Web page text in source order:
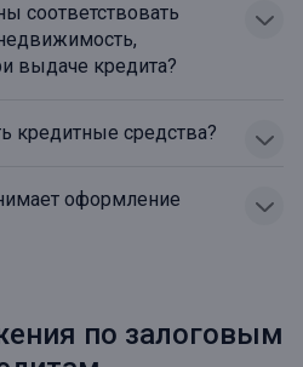
соответствовать
выдаче кредита?
кредитные средства?
оформление
по залоговым